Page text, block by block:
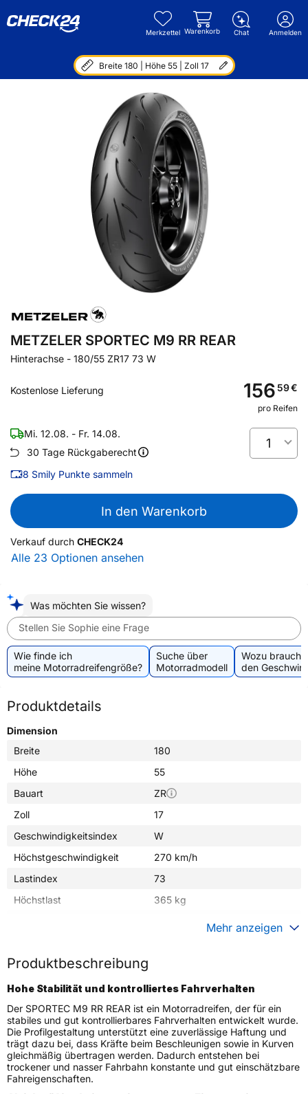
Merkzettel Warenkorb Chat Anmelden
Breite 180 | Höhe 55 | Zoll 17
METZELER SPORTEC M9 RR REAR
Hinterachse - 180/55 ZR17 73 W
Kostenlose Lieferung 15659€
pro Reifen
Mi. 12.08. - Fr. 14.08.
30 Tage Rückgaberecht
8 Smily Punkte sammeln
1
In den Warenkorb
Verkauf durch CHECK24
Alle 23 Optionen ansehen
Was möchten Sie wissen?
Stellen Sie Sophie eine Frage
Wie finde ich
meine Motorradreifengröße?
Suche über
Motorradmodell
Wozu
den
Produktdetails
Dimension
Breite
180
Höhe
55
Bauart
ZR
Zoll
17
Geschwindigkeitsindex
W
Höchstgeschwindigkeit
270 km/h
Lastindex
73
Höchstlast
365 kg
Fahrzeugtyp
Verwendung
Sommerreifen
Modellname
SPORTEC M9 RR REAR
Reifenposition
Rear
Motorradtyp
Super Sport
Weitere Eigenschaften
Mehr anzeigen
Produktbeschreibung
Hohe Stabilität und kontrolliertes Fahrverhalten
Der SPORTEC M9 RR REAR ist ein Motorradreifen, der für ein
stabiles und gut kontrollierbares Fahrverhalten entwickelt wurde.
Die Profilgestaltung unterstützt eine zuverlässige Haftung und
trägt dazu bei, dass Kräfte beim Beschleunigen sowie in Kurven
gleichmäßig übertragen werden. Dadurch entstehen bei
trockener und nasser Fahrbahn konstante und gut einschätzbare
Fahreigenschaften.